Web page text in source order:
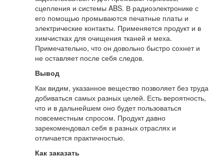
сцепления и системы ABS. В радиоэлектронике с
его помощью промываются печатные платы и
электрические контакты. Применяется продукт и в
химчистках для очищения тканей и меха.
Примечательно, что он довольно быстро сохнет и
не оставляет после себя следов.
Вывод
Как видим, указанное вещество позволяет без труда
добиваться самых разных целей. Есть вероятность,
что и в дальнейшем оно будет пользоваться
повсеместным спросом. Продукт давно
зарекомендовал себя в разных отраслях и
отличается практичностью.
Как заказать